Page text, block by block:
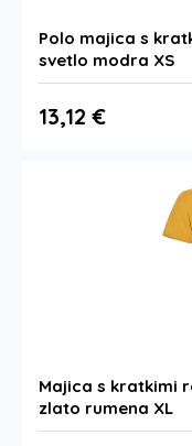
Polo majica s
svetlo modra XS
13,12 €
Majica s kratkimi
zlato rumena XL